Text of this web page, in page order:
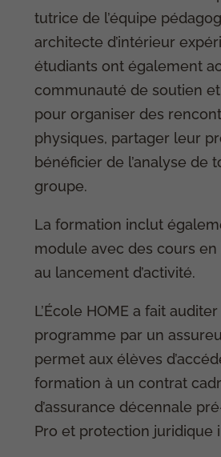
tutrice de l’équipe
architecte d’intérieur
étudiants ont également
communauté de soutien et
pour organiser des
physiques, partager leur
bénéficier de l’analyse de
groupe.
La formation inclut
module avec des cours
au lancement d’activité.
L’École HOME a fait
programme par un
permet aux élèves
formation à un contrat
d’assurance décennale
Pro et protection juridique